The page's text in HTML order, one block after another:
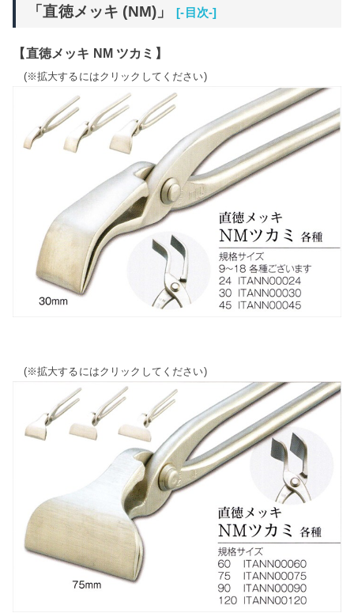
「直徳メッキ (NM)」 [-目次-]
【直徳メッキ NM ツカミ】
(※拡大するにはクリックしてください)
(※拡大するにはクリックしてください)